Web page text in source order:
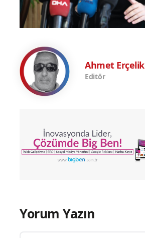
Ahmet Erçelik
Editör
Yorum Yazın